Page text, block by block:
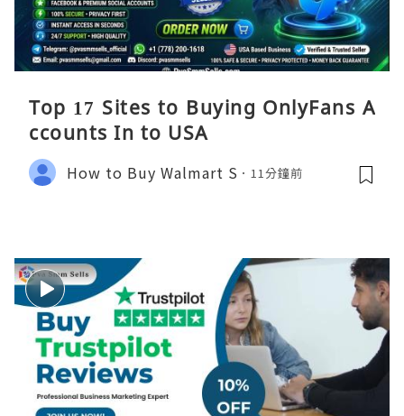
Top 17 Sites to Buying OnlyFans A
ccounts In to USA
How to Buy Walmart S 11分鐘前